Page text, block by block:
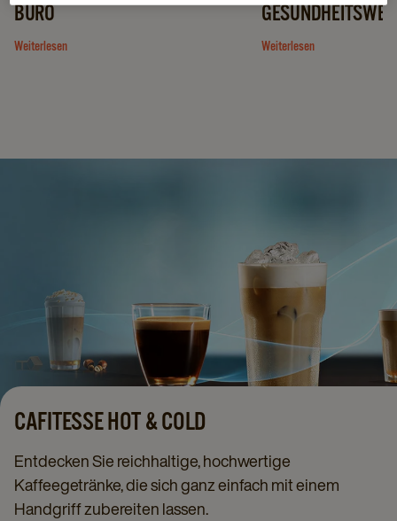
BÜRO
Weiterlesen Weiterlesen
CAFITESSE HOT & COLD
Entdecken Sie reichhaltige, hochwertige
Kaffeegetränke, die sich ganz einfach mit einem
Handgriff zubereiten lassen.